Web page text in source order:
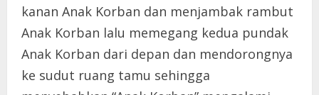
kanan Anak Korban dan menjambak rambut
Anak Korban lalu memegang kedua pundak
Anak Korban dari depan dan mendorongnya
ke sudut ruang tamu sehingga